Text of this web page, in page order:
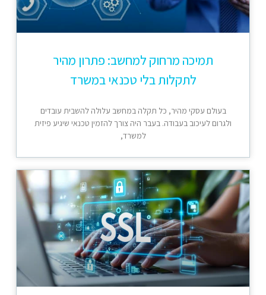
תמיכה מרחוק למחשב: פתרון מהיר
לתקלות בלי טכנאי במשרד
בעולם עסקי מהיר, כל תקלה במחשב עלולה להשבית עובדים
ולגרום לעיכוב בעבודה. בעבר היה צורך להזמין טכנאי שיגיע פיזית
למשרד,